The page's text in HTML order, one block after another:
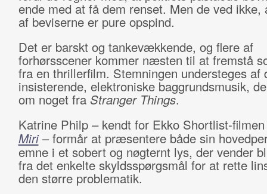
ende med at få dem renset. Men de ved ikke,
af beviserne er pure opspind.
Det er barskt og tankevækkende, og flere af
forhørsscener kommer næsten til at fremstå
fra en thrillerfilm. Stemningen understeges af
insisterende, elektroniske baggrundsmusik,
om noget fra Stranger Things.
Katrine Philp – kendt for Ekko Shortlist-
Miri– formår at præsentere både sin
emne i et sobert og nøgternt lys, der vender
fra det enkelte skyldsspørgsmål for at rette
den større problematik.